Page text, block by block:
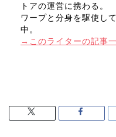
トアの運営に携わる。
ワープと分身を駆使し
中。
→このライターの記事